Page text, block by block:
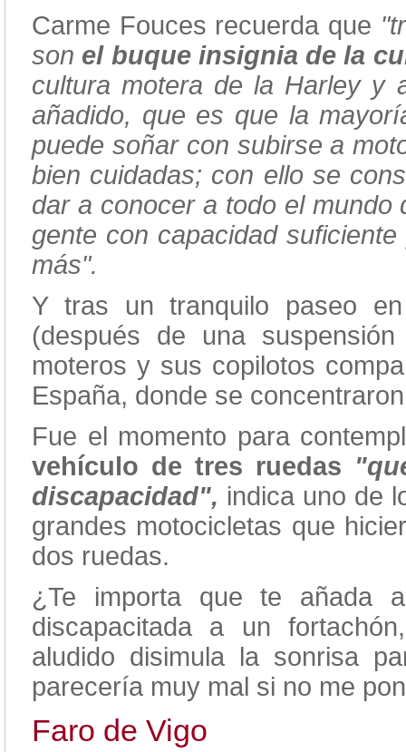
Carme Fouces recuerda que
son el buque insignia de la
cultura motera de la Harley y
añadido, que es que la
puede soñar con subirse a
bien cuidadas; con ello se
dar a conocer a todo el
gente con capacidad
más".
Y tras un tranquilo paseo
(después de una
moteros y sus copilotos
España, donde se
Fue el momento para
vehículo de tres ruedas
discapacidad", indica uno de
grandes motocicletas que
dos ruedas.
¿Te importa que te añada
discapacitada a un
aludido disimula la sonrisa
parecería muy mal si no me
Faro de Vigo